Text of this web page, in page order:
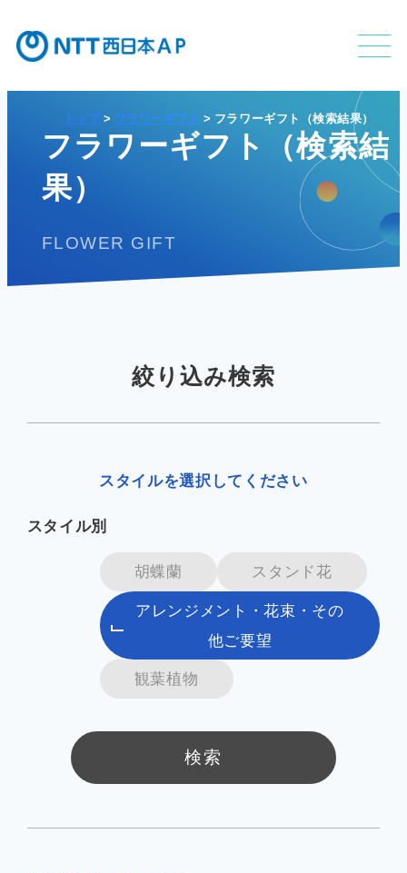
よくあるご質問
会社案内PDF
不動産利活用事業
フラワーギフト（検索結
果）
FLOWER GIFT
トップ フラワーギフト フラワーギフト（検索結果）
絞り込み検索
スタイルを選択してください
スタイル別
胡蝶蘭 スタンド花
アレンジメント・花束・その
他ご要望
観葉植物
検索